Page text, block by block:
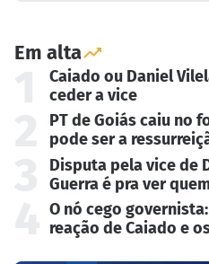
Em alta
Caiado ou Daniel
ceder a vice
PT de Goiás caiu no
pode ser a
Disputa pela vice de
Guerra é pra ver
O nó cego
reação de Caiado e